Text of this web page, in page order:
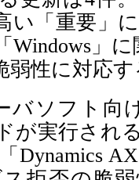
い「重要」
Windows」
弱性に対応
バソフト向
が実行され
Dynamics